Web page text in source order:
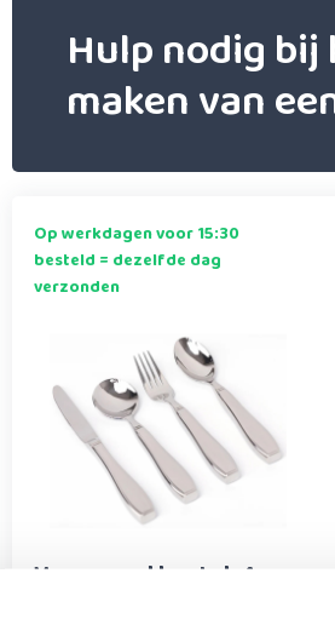
Hulp nodig bij
maken van
Op werkdagen voor 15:30
besteld = dezelfde dag
verzonden
Verzwaard bestek 4-